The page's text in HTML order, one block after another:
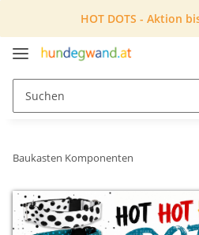
HOT DOTS - Aktion
Baukasten Komponenten